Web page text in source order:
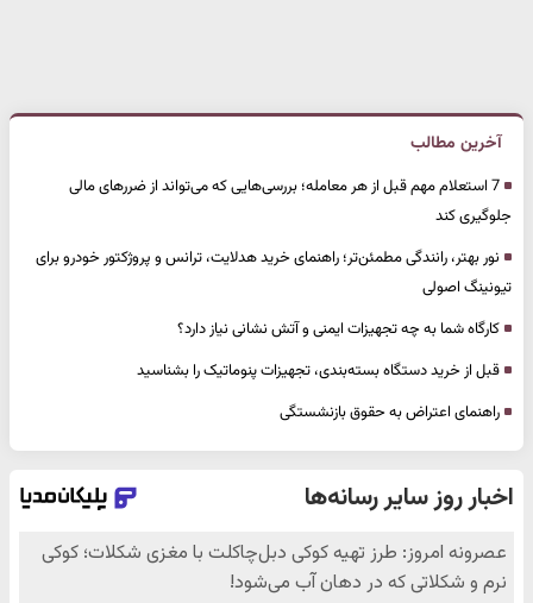
آخرین مطالب
7 استعلام مهم قبل از هر معامله؛ بررسی‌هایی که می‌تواند از ضررهای مالی
جلوگیری کند
نور بهتر، رانندگی مطمئن‌تر؛ راهنمای خرید هدلایت، ترانس و پروژکتور خودرو برای
تیونینگ اصولی
کارگاه شما به چه تجهیزات ایمنی و آتش نشانی نیاز دارد؟
قبل از خرید دستگاه بسته‌بندی، تجهیزات پنوماتیک را بشناسید
راهنمای اعتراض به حقوق بازنشستگی